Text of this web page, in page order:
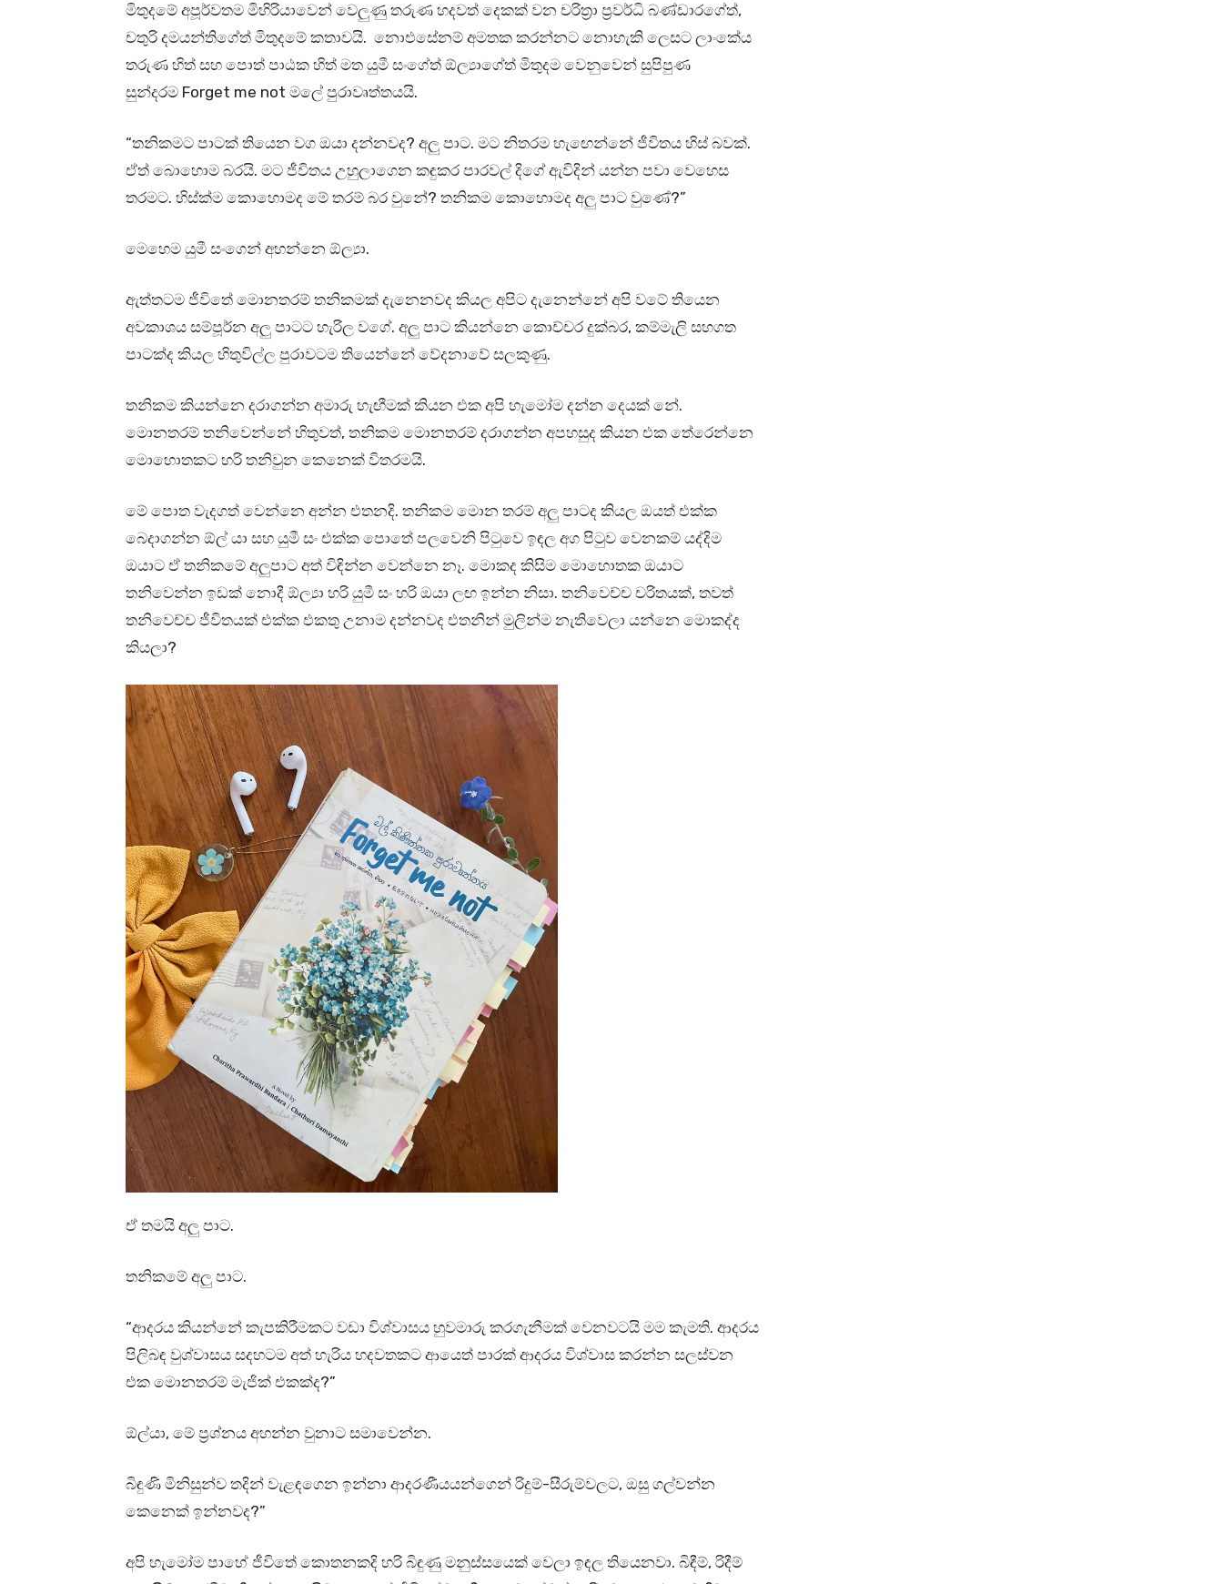
මිතුදමේ අපූර්වතම මිහිරියාවෙන් වෙලුණු තරුණ හදවත් දෙකක් වන චරිත්‍රා ප්‍රවර්ධි බණ්ඩාරගේත්,
චතුරි දමයන්තිගේත් මිතුදමේ කතාවයි. නොඑසේනම් අමතක කරන්නට නොහැකි ලෙසට ලාංකේය
තරුණ හිත් සහ පොත් පාඨක හිත් මත යුමී සංගේත් ඕල්‍යාගේත් මිතුදම වෙනුවෙන් සුපිපුණ
සුන්දරම Forget me not මලේ පුරාවෘත්තයයි.
“තනිකමට පාටක් තියෙන වග ඔයා දන්නවද? අලු පාට. මට නිතරම හැඟෙන්නේ ජීවිතය හිස් බවක්.
ඒත් බොහොම බරයි. මට ජීවිතය උහුලාගෙන කඳුකර පාරවල් දිගේ ඇවිදින් යන්න පවා වෙහෙස
තරමට. හිස්ක්ම කොහොමද මේ තරම් බර වුනේ? තනිකම කොහොමද අලු පාට වුණේ?”
මෙහෙම යුමී සංගෙන් අහන්නෙ ඕල්‍යා.
ඇත්තටම ජීවිතේ මොනතරම් තනිකමක් දැනෙනවද කියල අපිට දැනෙන්නේ අපි වටේ තියෙන
අවකාශය සම්පූර්න අලු පාටට හැරිල වගේ. අලු පාට කියන්නෙ කොච්චර දුක්බර, කම්මැලි සහගත
පාටක්ද කියල හිතුවිල්ල පුරාවටම තියෙන්නේ වේදනාවේ සලකුණු.
තනිකම කියන්නෙ දරාගන්න අමාරු හැඟීමක් කියන එක අපි හැමෝම දන්න දෙයක් නේ.
මොනතරම් තනිවෙන්නේ හිතුවත්, තනිකම මොනතරම් දරාගන්න අපහසුද කියන එක තේරෙන්නෙ
මොහොතකට හරි තනිවුන කෙනෙක් විතරමයි.
මේ පොත වැදගත් වෙන්නෙ අන්න එතනදි. තනිකම මොන තරම් අලු පාටද කියල ඔයත් එක්ක
බෙදාගන්න ඕල් යා සහ යුමී සං එක්ක පොතේ පලවෙනි පිටුවෙ ඉඳල අග පිටුව වෙනකම් යද්දිම
ඔයාට ඒ තනිකමේ අලුපාට අත් විඳින්න වෙන්නෙ නෑ. මොකද කිසිම මොහොතක ඔයාට
තනිවෙන්න ඉඩක් නොදී ඕල්‍යා හරි යුමී සං හරි ඔයා ලඟ ඉන්න නිසා. තනිවෙච්ච චරිතයක්, තවත්
තනිවෙච්ච ජීවිතයක් එක්ක එකතු උනාම දන්නවද එතනින් මුලින්ම නැතිවෙලා යන්නෙ මොකද්ද
කියලා?
ඒ තමයි අලු පාට.
තනිකමේ අලු පාට.
“ආදරය කියන්නේ කැපකිරීමකට වඩා විශ්වාසය හුවමාරු කරගැනීමක් වෙනවටයි මම කැමති. ආදරය
පිලිබඳ වුශ්වාසය සදහටම අත් හැරිය හදවතකට ආයෙත් පාරක් ආදරය විශ්වාස කරන්න සලස්වන
එක මොනතරම් මැජික් එකක්ද?”
ඕල්යා, මේ ප්‍රශ්නය අහන්න වුනාට සමාවෙන්න.
බිඳුණි මිනිසුන්ව තදින් වැළඳගෙන ඉන්නා ආදරණීයයන්ගෙන් රිදුම්-සීරුම්වලට, ඔසු ගල්වන්න
කෙනෙක් ඉන්නවද?”
අපි හැමෝම පාහේ ජීවිතේ කොතනකදි හරි බිඳුණු මනුස්සයෙක් වෙලා ඉඳල තියෙනවා. බිඳීම්, රිදීම්